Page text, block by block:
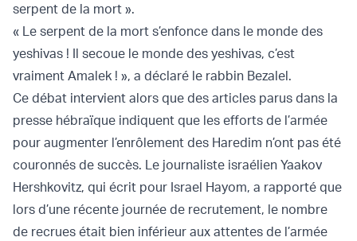
serpent de la mort ».
« Le serpent de la mort s’enfonce dans le monde des
yeshivas ! Il secoue le monde des yeshivas, c’est
vraiment Amalek ! », a déclaré le rabbin Bezalel.
Ce débat intervient alors que des articles parus dans la
presse hébraïque indiquent que les efforts de l’armée
pour augmenter l’enrôlement des Haredim n’ont pas été
couronnés de succès. Le journaliste israélien Yaakov
Hershkovitz, qui écrit pour Israel Hayom, a rapporté que
lors d’une récente journée de recrutement, le nombre
de recrues était bien inférieur aux attentes de l’armée